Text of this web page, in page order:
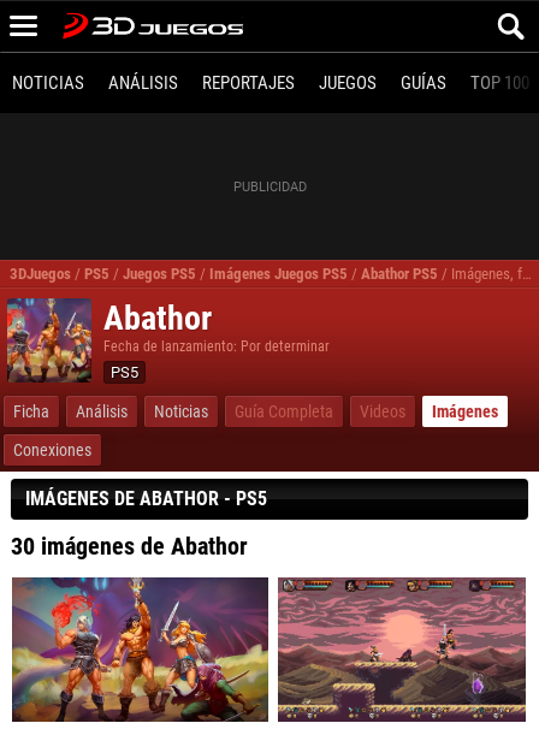
NOTICIAS ANÁLISIS REPORTAJES JUEGOS GUÍAS TOP 100
3DJuegos / PS5 / Juegos PS5 / Imágenes Juegos PS5 / Abathor PS5 / Imágenes, fotos Abathor para PS5
Abathor
Fecha de lanzamiento: Por determinar
PS5
Ficha Análisis Noticias Guía Completa Videos
Imágenes
Conexiones
IMÁGENES DE ABATHOR - PS5
30 imágenes de Abathor